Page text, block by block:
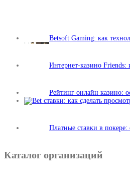
Betsoft Gaming: как
Интернет-казино Friends:
Рейтинг онлайн казино:
Платные ставки в
Каталог организаций